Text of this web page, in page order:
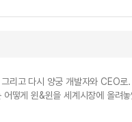
리고 다시 양궁 개발자와 CEO로
떻게 윈&윈을 세계시장에 올려